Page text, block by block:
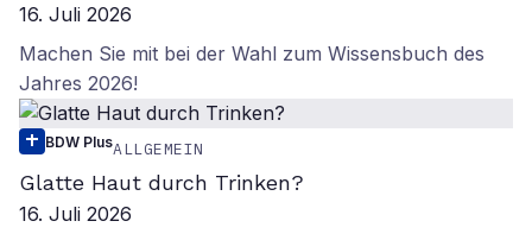
16. Juli 2026
Machen Sie mit bei der Wahl zum Wissensbuch des
Jahres 2026!
BDW PlusALLGEMEIN
Glatte Haut durch Trinken?
16. Juli 2026